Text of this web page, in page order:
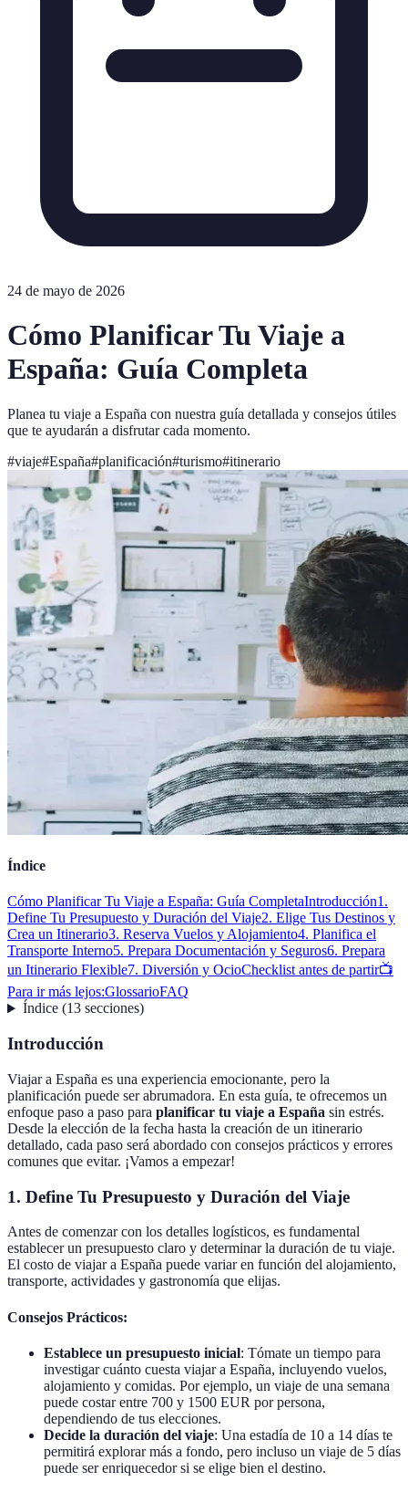
24 de mayo de 2026
Cómo Planificar Tu Viaje a
España: Guía Completa
Planea tu viaje a España con nuestra guía detallada y consejos útiles
que te ayudarán a disfrutar cada momento.
#viaje#España#planificación#turismo#itinerario
Índice
Cómo Planificar Tu Viaje a España: Guía CompletaIntroducción1.
Define Tu Presupuesto y Duración del Viaje2. Elige Tus Destinos y
Crea un Itinerario3. Reserva Vuelos y Alojamiento4. Planifica el
Transporte Interno5. Prepara Documentación y Seguros6. Prepara
un Itinerario Flexible7. Diversión y OcioChecklist antes de partir📺
Para ir más lejos:GlossarioFAQ
Índice(13 secciones)
Introducción
Viajar a España es una experiencia emocionante, pero la
planificación puede ser abrumadora. En esta guía, te ofrecemos un
enfoque paso a paso para planificar tu viaje a España sin estrés.
Desde la elección de la fecha hasta la creación de un itinerario
detallado, cada paso será abordado con consejos prácticos y errores
comunes que evitar. ¡Vamos a empezar!
1. Define Tu Presupuesto y Duración del Viaje
Antes de comenzar con los detalles logísticos, es fundamental
establecer un presupuesto claro y determinar la duración de tu viaje.
El costo de viajar a España puede variar en función del alojamiento,
transporte, actividades y gastronomía que elijas.
Consejos Prácticos:
Establece un presupuesto inicial: Tómate un tiempo para
investigar cuánto cuesta viajar a España, incluyendo vuelos,
alojamiento y comidas. Por ejemplo, un viaje de una semana
puede costar entre 700 y 1500 EUR por persona,
dependiendo de tus elecciones.
Decide la duración del viaje: Una estadía de 10 a 14 días te
permitirá explorar más a fondo, pero incluso un viaje de 5 días
puede ser enriquecedor si se elige bien el destino.